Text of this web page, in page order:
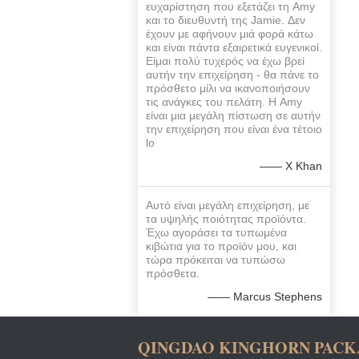
ευχαρίστηση που εξετάζει τη Amy
και το διευθυντή της Jamie. Δεν
έχουν με αφήνουν μιά φορά κάτω
και είναι πάντα εξαιρετικά ευγενικοί.
Είμαι πολύ τυχερός να έχω βρεί
αυτήν την επιχείρηση - θα πάνε το
πρόσθετο μίλι να ικανοποιήσουν
τις ανάγκες του πελάτη. Η Amy
είναι μια μεγάλη πίστωση σε αυτήν
την επιχείρηση που είναι ένα τέτοιο
lo
—— Χ Khan
Αυτό είναι μεγάλη επιχείρηση, με
τα υψηλής ποιότητας προϊόντα.
Έχω αγοράσει τα τυπωμένα
κιβώτια για το προϊόν μου, και
τώρα πρόκειται να τυπώσω
πρόσθετα.
—— Marcus Stephens
QINGDAO KINGHORN